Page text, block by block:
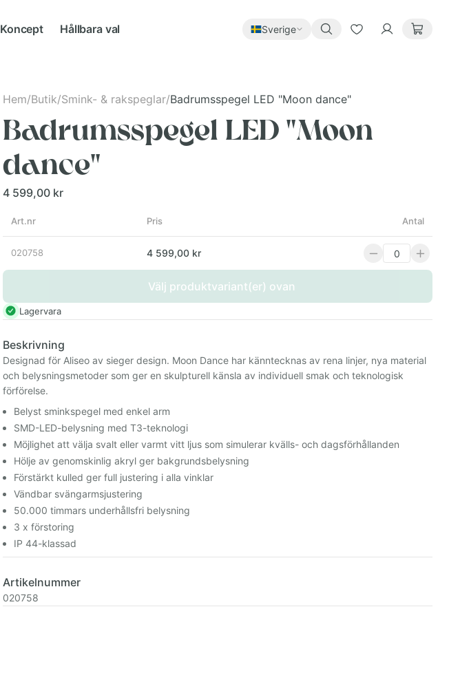
Koncept Hållbara val Sverige
Hem/Butik/Smink- & rakspeglar/Badrumsspegel LED "Moon dance"
Badrumsspegel LED "Moon
dance"
4 599,00 kr
Art.nr Pris Antal
020758 4 599,00 kr
Välj produktvariant(er) ovan
Lagervara
Beskrivning
Designad för Aliseo av sieger design. Moon Dance har känntecknas av rena linjer, nya material
och belysningsmetoder som ger en skulpturell känsla av individuell smak och teknologisk
förförelse.
Belyst sminkspegel med enkel arm
SMD-LED-belysning med T3-teknologi
Möjlighet att välja svalt eller varmt vitt ljus som simulerar kvälls- och dagsförhållanden
Hölje av genomskinlig akryl ger bakgrundsbelysning
Förstärkt kulled ger full justering i alla vinklar
Vändbar svängarmsjustering
50.000 timmars underhållsfri belysning
3 x förstoring
IP 44-klassad
Artikelnummer
020758